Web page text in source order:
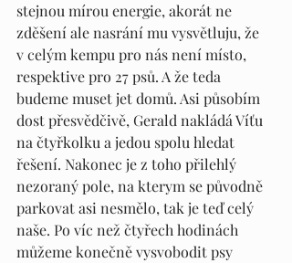
stejnou mírou energie, akorát ne
zděšení ale nasrání mu vysvětluju, že
v celým kempu pro nás není místo,
respektive pro 27 psů. A že teda
budeme muset jet domů. Asi působím
dost přesvědčivě, Gerald nakládá Víťu
na čtyřkolku a jedou spolu hledat
řešení. Nakonec je z toho přilehlý
nezoraný pole, na kterym se původně
parkovat asi nesmělo, tak je teď celý
naše. Po víc než čtyřech hodinách
můžeme konečně vysvobodit psy